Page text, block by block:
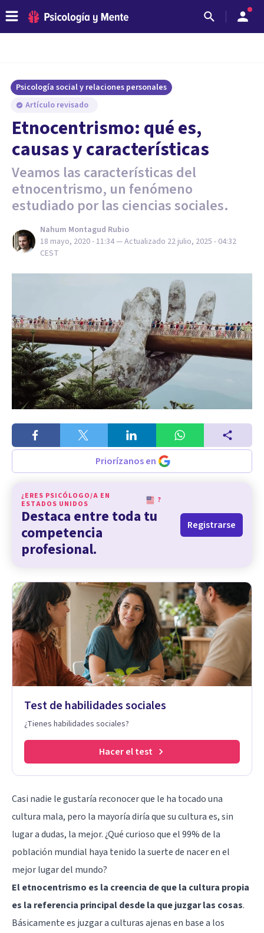
Psicología social y relaciones personales
Artículo revisado
Etnocentrismo: qué es,
causas y características
Veamos las características del
etnocentrismo, un fenómeno
estudiado por las ciencias sociales.
Nahum Montagud Rubio
18 mayo, 2020 - 11:34— Actualizado 22 julio, 2025 - 04:32
CEST
Priorízanos en
¿ERES PSICÓLOGO/A EN
ESTADOS UNIDOS
?
Destaca entre toda tu
competencia
profesional.
Registrarse
Test de habilidades sociales
¿Tienes habilidades sociales?
Hacer el test
Casi nadie le gustaría reconocer que le ha tocado una
cultura mala, pero la mayoría diría que su cultura es, sin
lugar a dudas, la mejor. ¿Qué curioso que el 99% de la
población mundial haya tenido la suerte de nacer en el
mejor lugar del mundo?
El etnocentrismo es la creencia de que la cultura propia
es la referencia principal desde la que juzgar las cosas.
Básicamente es juzgar a culturas ajenas en base a los